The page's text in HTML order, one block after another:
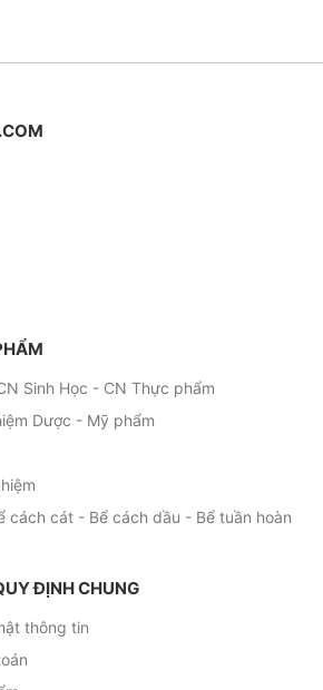
Sinh Học - CN Thực phẩm
Dược - Mỹ phẩm
cách cát - Bể cách dầu - Bể tuần hoàn
ĐỊNH CHUNG
thông tin